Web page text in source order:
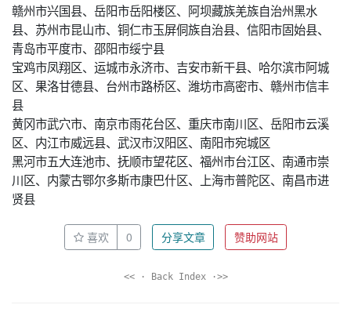
赣州市兴国县、岳阳市岳阳楼区、阿坝藏族羌族自治州黑水
县、苏州市昆山市、铜仁市玉屏侗族自治县、信阳市固始县、
青岛市平度市、邵阳市绥宁县
宝鸡市凤翔区、运城市永济市、吉安市新干县、哈尔滨市阿城
区、果洛甘德县、台州市路桥区、潍坊市高密市、赣州市信丰
县
黄冈市武穴市、南京市雨花台区、重庆市南川区、岳阳市云溪
区、内江市威远县、武汉市汉阳区、南阳市宛城区
黑河市五大连池市、抚顺市望花区、福州市台江区、南通市崇
川区、内蒙古鄂尔多斯市康巴什区、上海市普陀区、南昌市进
贤县
喜欢 0 分享文章 赞助网站
<< · Back Index ·>>